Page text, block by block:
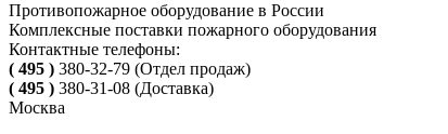
Противопожарное оборудование в России
Комплексные поставки пожарного оборудования
Контактные телефоны:
( 495 ) 380-32-79 (Отдел продаж)
( 495 ) 380-31-08 (Доставка)
Москва